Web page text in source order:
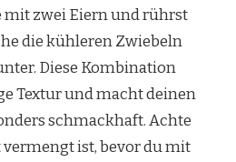
mit zwei Eiern und rührst
die kühleren Zwiebeln
Diese Kombination
Textur und macht deinen
schmackhaft. Achte
vermengt ist, bevor du mit